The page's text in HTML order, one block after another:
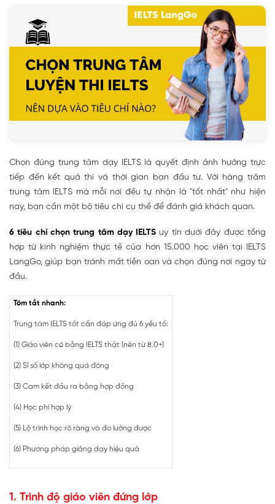
Chọn đúng trung tâm dạy IELTS là quyết định ảnh hưởng trực
tiếp đến kết quả thi và thời gian bạn đầu tư. Với hàng trăm
trung tâm IELTS mà mỗi nơi đều tự nhận là "tốt nhất" như hiện
nay, bạn cần một bộ tiêu chí cụ thể để đánh giá khách quan.
6 tiêu chí chọn trung tâm dạy IELTS uy tín dưới đây được tổng
hợp từ kinh nghiệm thực tế của hơn 15.000 học viên tại IELTS
LangGo, giúp bạn tránh mất tiền oan và chọn đúng nơi ngay từ
đầu.
Tóm tắt nhanh:
Trung tâm IELTS tốt cần đáp ứng đủ 6 yếu tố:
(1) Giáo viên có bằng IELTS thật (nên từ 8.0+)
(2) Sĩ số lớp không quá đông
(3) Cam kết đầu ra bằng hợp đồng
(4) Học phí hợp lý
(5) Lộ trình học rõ ràng và đo lường được
(6) Phương pháp giảng dạy hiệu quả
1. Trình độ giáo viên đứng lớp